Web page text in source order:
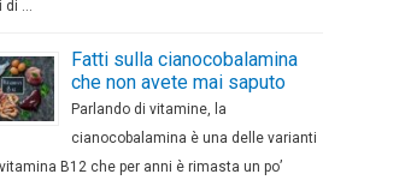
di …
Fatti sulla cianocobalamina
che non avete mai saputo
Parlando di vitamine, la
cianocobalamina è una delle varianti
B12 che per anni è rimasta un po’